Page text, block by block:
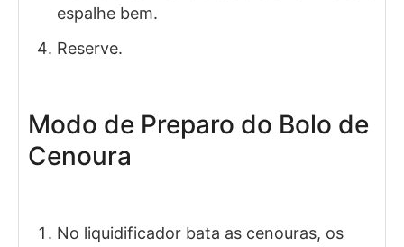
espalhe bem.
Reserve.
Modo de Preparo do Bolo de
Cenoura
No liquidificador bata as cenouras, os